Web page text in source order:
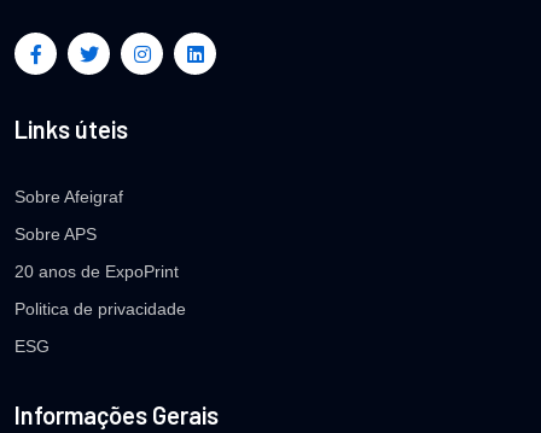
Links úteis
Sobre Afeigraf
Sobre APS
20 anos de ExpoPrint
Politica de privacidade
ESG
Informações Gerais